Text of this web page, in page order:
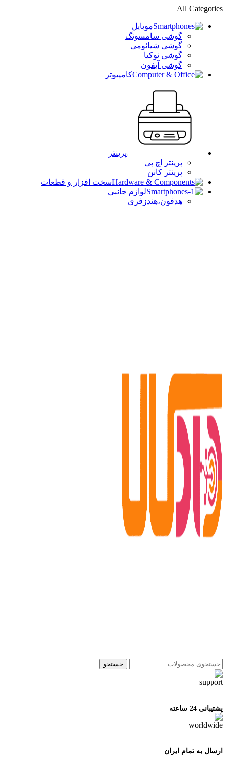
All Categories
موبایل
گوشی سامسونگ
گوشی شیائومی
گوشی نوکیا
گوشی آیفون
کامپیوتر
پرینتر
پرینتر اچ پی
پرینتر کانن
سخت افزار و قطعات
لوازم جانبی
هدفون،هندزفری
جستجو
پشتیبانی 24 ساعته
ارسال به تمام ایران